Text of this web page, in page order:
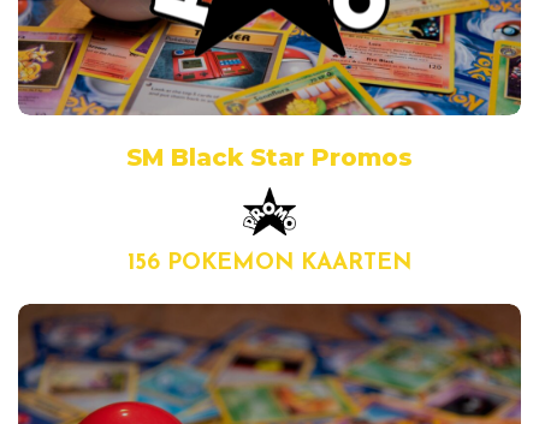
SM Black Star Promos
156 POKEMON KAARTEN